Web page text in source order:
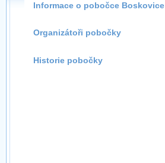
Informace o pobočce Boskovice
Organizátoři pobočky
Historie pobočky